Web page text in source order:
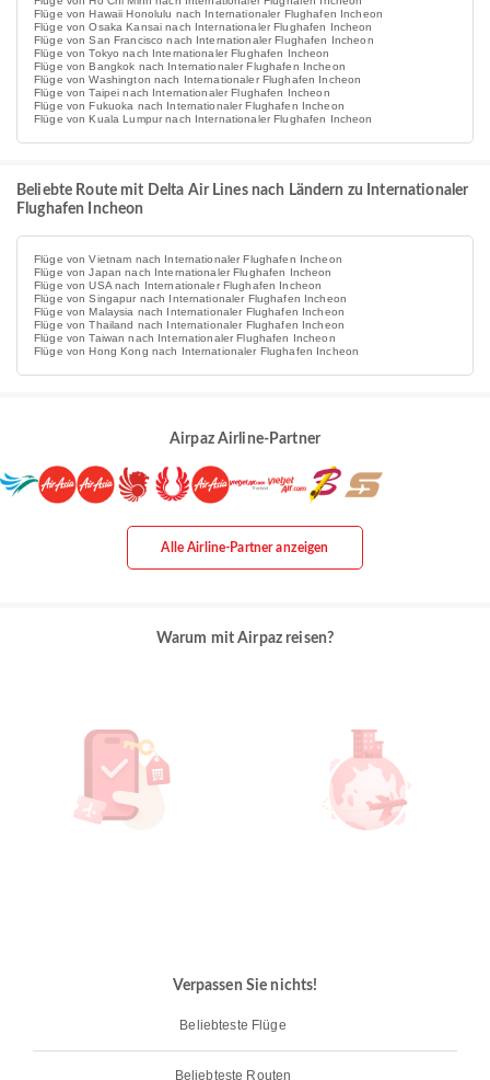
Flüge von Hawaii Honolulu nach Internationaler Flughafen Incheon
Flüge von Osaka Kansai nach Internationaler Flughafen Incheon
Flüge von San Francisco nach Internationaler Flughafen Incheon
Flüge von Tokyo nach Internationaler Flughafen Incheon
Flüge von Bangkok nach Internationaler Flughafen Incheon
Flüge von Washington nach Internationaler Flughafen Incheon
Flüge von Taipei nach Internationaler Flughafen Incheon
Flüge von Fukuoka nach Internationaler Flughafen Incheon
Flüge von Kuala Lumpur nach Internationaler Flughafen Incheon
Beliebte Route mit Delta Air Lines nach Ländern zu Internationaler
Flughafen Incheon
Flüge von Vietnam nach Internationaler Flughafen Incheon
Flüge von Japan nach Internationaler Flughafen Incheon
Flüge von USA nach Internationaler Flughafen Incheon
Flüge von Singapur nach Internationaler Flughafen Incheon
Flüge von Malaysia nach Internationaler Flughafen Incheon
Flüge von Thailand nach Internationaler Flughafen Incheon
Flüge von Taiwan nach Internationaler Flughafen Incheon
Flüge von Hong Kong nach Internationaler Flughafen Incheon
Airpaz Airline-Partner
Alle Airline-Partner anzeigen
Warum mit Airpaz reisen?
Verpassen Sie nichts!
Beliebteste Flüge
Beliebteste Routen